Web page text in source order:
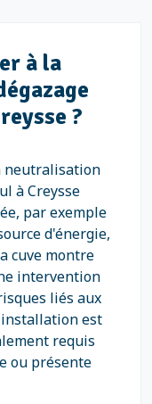
à la
?
neutralisation
à Creysse
par exemple
d'énergie,
cuve montre
intervention
liés aux
est
requis
ou présente